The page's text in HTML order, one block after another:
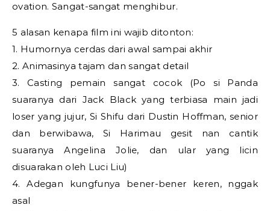
ovation. Sangat-sangat menghibur.
5 alasan kenapa film ini wajib ditonton:
1. Humornya cerdas dari awal sampai akhir
2. Animasinya tajam dan sangat detail
3. Casting pemain sangat cocok (Po si Panda
suaranya dari Jack Black yang terbiasa main jadi
loser yang jujur, Si Shifu dari Dustin Hoffman, senior
dan berwibawa, Si Harimau gesit nan cantik
suaranya Angelina Jolie, dan ular yang licin
disuarakan oleh Luci Liu)
4. Adegan kungfunya bener-bener keren, nggak
asal